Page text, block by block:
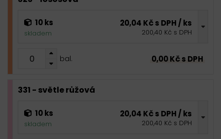
10 ks
skladem
20,04 Kč s DPH / ks
200,40 Kč s DPH
bal. 0,00 Kč s DPH
331 - světle růžová
10 ks
skladem
20,04 Kč s DPH / ks
200,40 Kč s DPH